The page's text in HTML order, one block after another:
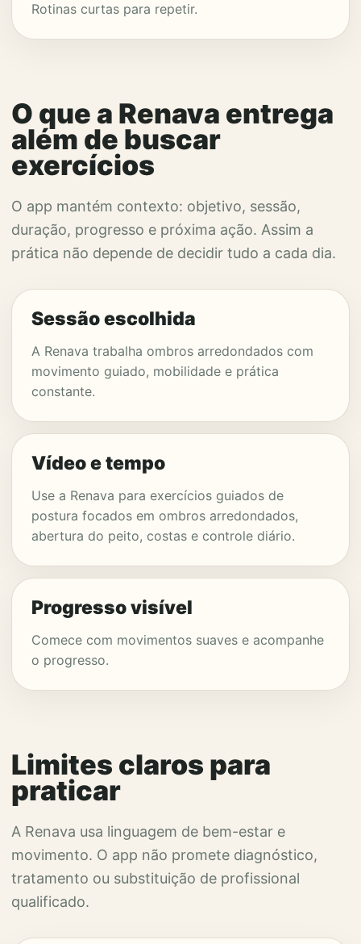
Rotinas curtas para repetir.
O que a Renava entrega
além de buscar
exercícios
O app mantém contexto: objetivo, sessão,
duração, progresso e próxima ação. Assim a
prática não depende de decidir tudo a cada dia.
Sessão escolhida
A Renava trabalha ombros arredondados com
movimento guiado, mobilidade e prática
constante.
Vídeo e tempo
Use a Renava para exercícios guiados de
postura focados em ombros arredondados,
abertura do peito, costas e controle diário.
Progresso visível
Comece com movimentos suaves e acompanhe
o progresso.
Limites claros para
praticar
A Renava usa linguagem de bem-estar e
movimento. O app não promete diagnóstico,
tratamento ou substituição de profissional
qualificado.